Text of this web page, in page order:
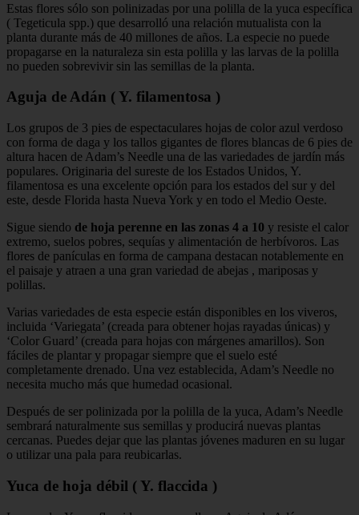
Estas flores sólo son polinizadas por una polilla de la yuca específica
( Tegeticula spp.) que desarrolló una relación mutualista con la
planta durante más de 40 millones de años. La especie no puede
propagarse en la naturaleza sin esta polilla y las larvas de la polilla
no pueden sobrevivir sin las semillas de la planta.
Aguja de Adán ( Y. filamentosa )
Los grupos de 3 pies de espectaculares hojas de color azul verdoso
con forma de daga y los tallos gigantes de flores blancas de 6 pies de
altura hacen de Adam’s Needle una de las variedades de jardín más
populares. Originaria del sureste de los Estados Unidos, Y.
filamentosa es una excelente opción para los estados del sur y del
este, desde Florida hasta Nueva York y en todo el Medio Oeste.
Sigue siendo de hoja perenne en las zonas 4 a 10 y resiste el calor
extremo, suelos pobres, sequías y alimentación de herbívoros. Las
flores de panículas en forma de campana destacan notablemente en
el paisaje y atraen a una gran variedad de abejas , mariposas y
polillas.
Varias variedades de esta especie están disponibles en los viveros,
incluida ‘Variegata’ (creada para obtener hojas rayadas únicas) y
‘Color Guard’ (creada para hojas con márgenes amarillos). Son
fáciles de plantar y propagar siempre que el suelo esté
completamente drenado. Una vez establecida, Adam’s Needle no
necesita mucho más que humedad ocasional.
Después de ser polinizada por la polilla de la yuca, Adam’s Needle
sembrará naturalmente sus semillas y producirá nuevas plantas
cercanas. Puedes dejar que las plantas jóvenes maduren en su lugar
o utilizar una pala para reubicarlas.
Yuca de hoja débil ( Y. flaccida )